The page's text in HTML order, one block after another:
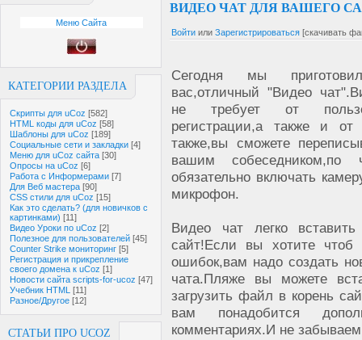
Меню Сайта
КАТЕГОРИИ РАЗДЕЛА
Скрипты для uCoz [582]
HTML коды для uCoz [58]
Шаблоны для uCoz [189]
Социальные сети и закладки [4]
Меню для uCoz сайта [30]
Опросы на uCoz [6]
Работа с Информерами [7]
Для Веб мастера [90]
CSS стили для uCoz [15]
Как это сделать? (для новичков с
картинками) [11]
Видео Уроки по uCoz [2]
Полезное для пользователей [45]
Counter Strike мониторинг [5]
Регистрация и прикрепление
своего домена к uCoz [1]
Новости сайта scripts-for-ucoz [47]
Учебник HTML [11]
Разное/Другое [12]
СТАТЬИ ПРО UCOZ
ВИДЕО ЧАТ ДЛЯ ВАШЕГО
Войти или Зарегистрироваться [скачивать
Сегодня мы
вас,отличный "Видео
не требует от
регистрации,а также и от
также,вы сможете
вашим собеседником,по
обязательно включать
микрофон.
Видео чат легко
сайт!Если вы хотите
ошибок,вам надо создать
чата.Пляже вы можете
загрузить файл в корень
вам понадобится
комментариях.И не